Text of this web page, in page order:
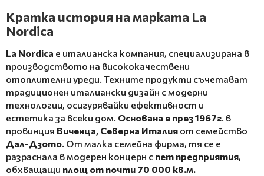
Кратка история на марката La
Nordica
La Nordica е италианска компания, специализирана в
производството на висококачествени
отоплителни уреди. Техните продукти съчетават
традиционен италиански дизайн с модерни
технологии, осигурявайки ефективност и
естетика за всеки дом. Основана е през 1967г. в
провинция Виченца, Северна Италия от семейство
Дал-Дзото. От малка семейна фирма, тя се е
разраснала в модерен концерн с пет предприятия,
обхващащи площ от почти 70 000 кв.м.